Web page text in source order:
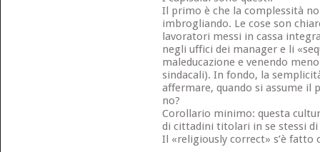
Il primo è che la complessità
imbrogliando. Le cose son
lavoratori messi in cassa
negli uffici dei manager e li
maleducazione e venendo
sindacali). In fondo, la
affermare, quando si assume il
no?
Corollario minimo: questa
di cittadini titolari in se stessi
Il «religiously correct» s’è fatto